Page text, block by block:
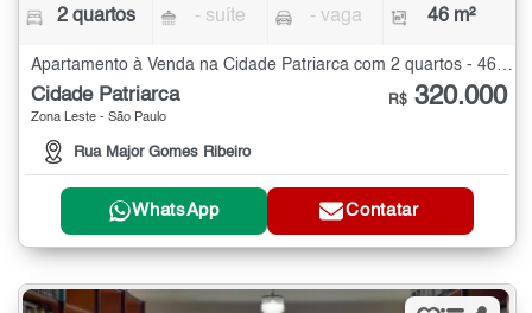
2 quartos - suíte - vaga 46 m²
Cidade Patriarca
Zona Leste - São Paulo
Rua Major Gomes Ribeiro
R$ 320.000
WhatsApp Contatar